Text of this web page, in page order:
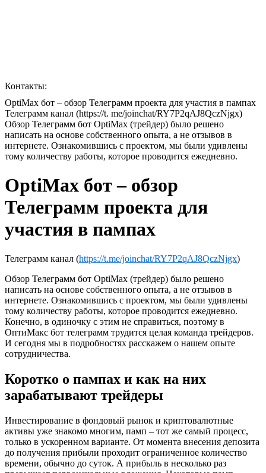
Контакты:
OptiMax бот – обзор Телеграмм проекта для участия в пампах
Телеграмм канал (https://t. me/joinchat/RY7P2qAJ8QczNjgx)
Обзор Телеграмм бот OptiMax (трейдер) было решено
написать на основе собственного опыта, а не отзывов в
интернете. Ознакомившись с проектом, мы были удивлены
тому количеству работы, которое проводится ежедневно.
OptiMax бот – обзор
Телеграмм проекта для
участия в пампах
Телеграмм канал (https://t.me/joinchat/RY7P2qAJ8QczNjgx)
Обзор Телеграмм бот OptiMax (трейдер) было решено
написать на основе собственного опыта, а не отзывов в
интернете. Ознакомившись с проектом, мы были удивлены
тому количеству работы, которое проводится ежедневно.
Конечно, в одиночку с этим не справиться, поэтому в
ОптиМакс бот телеграмм трудится целая команда трейдеров.
И сегодня мы в подробностях расскажем о нашем опыте
сотрудничества.
Коротко о пампах и как на них
зарабатывают трейдеры
Инвестирование в фондовый рынок и криптовалютные
активы уже знакомо многим, памп – тот же самый процесс,
только в ускоренном варианте. От момента внесения депозита
до получения прибыли проходит ограниченное количество
времени, обычно до суток. А прибыль в несколько раз